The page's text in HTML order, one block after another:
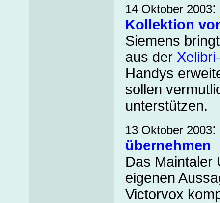
14 Oktober 2003:
Kollektion
Siemens
aus der
Handys
sollen
unterstützen.
13 Oktober 2003:
übernehmen
Das Maintaler
eigenen
Victorvox